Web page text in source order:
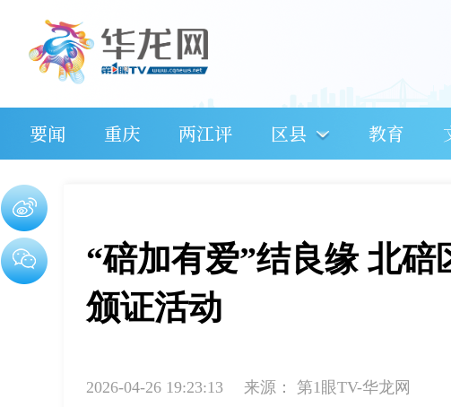
要闻 重庆 两江评 区县 教育
“碚加有爱”结良缘 北
颁证活动
2026-04-26 19:23:13 来源： 第1眼TV-华龙网